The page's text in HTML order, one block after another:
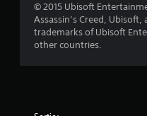
© 2015 Ubisoft
Assassin’s Creed,
trademarks of Ubisoft
other countries.